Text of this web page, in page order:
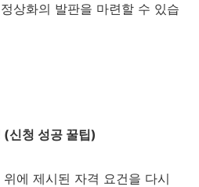
상화의 발판을 마련할 수 있습
(신청 성공 꿀팁)
위에 제시된 자격 요건을 다시